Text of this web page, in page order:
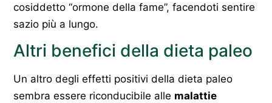
cosiddetto “ormone della fame”, facendoti sentire
sazio più a lungo.
Altri benefici della dieta paleo
Un altro degli effetti positivi della dieta paleo
sembra essere riconducibile alle malattie